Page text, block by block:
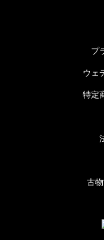
プ
ウェ
特定
古